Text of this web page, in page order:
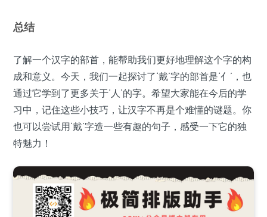
总结
了解一个汉字的部首，能帮助我们更好地理解这个字的构
成和意义。今天，我们一起探讨了‘戴’字的部首是‘亻’，也
通过它学到了更多关于‘人’的字。希望大家能在今后的学
习中，记住这些小技巧，让汉字不再是个难懂的谜题。你
也可以尝试用‘戴’字造一些有趣的句子，感受一下它的独
特魅力！